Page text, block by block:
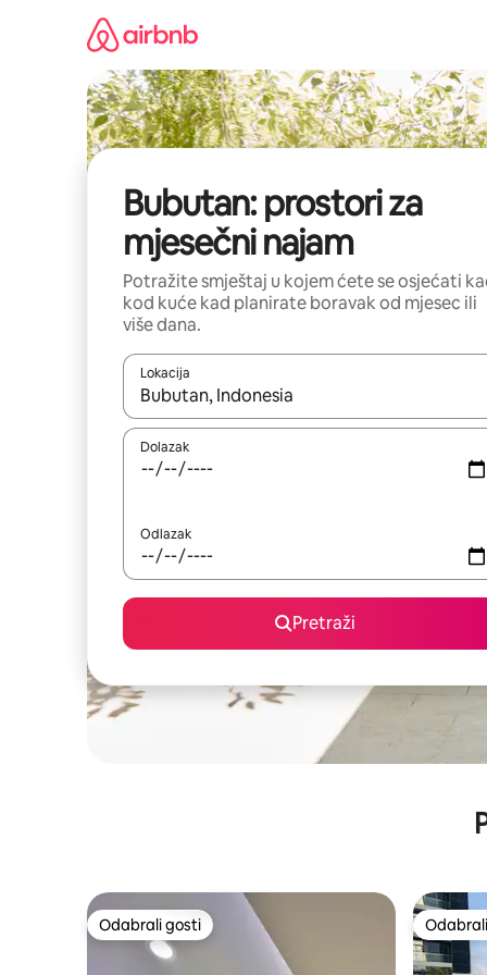
Bubutan: prostori za
mjesečni najam
Potražite smještaj u kojem ćete se osjećati
kod kuće kad planirate boravak od mjesec ili
više dana.
Lokacija
Kada budu dostupni rezultati, moći ćete ih
Dolazak
Odlazak
Pretraži
Odabrali gosti
Odabrali gosti